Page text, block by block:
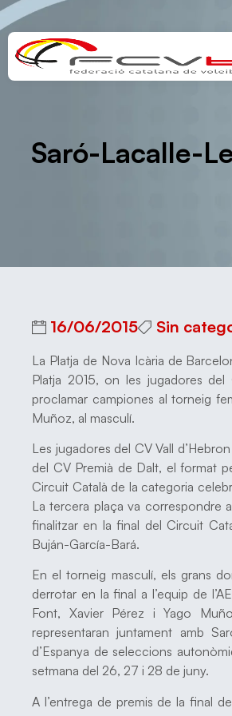
Saró-Lacalle-
16/06/2015 Sin
La Platja de Nova Icària de
Platja 2015, on les jugadores
proclamar campiones al torneig
Muñoz, al masculí.
Les jugadores del CV Vall
del CV Premià de Dalt, el format
Circuit Català de la categoria
La tercera plaça va correspondre
finalitzar en la final del Circuit
Buján-García-Bará.
En el torneig masculí, els grans
derrotar en la final a l’equip de
Font, Xavier Pérez i Yago
representaran juntament amb
d’Espanya de seleccions
setmana del 26, 27 i 28 de juny.
A l’entrega de premis de la final